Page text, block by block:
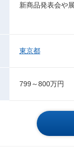
新商品発表会や
東京都
799～800万円